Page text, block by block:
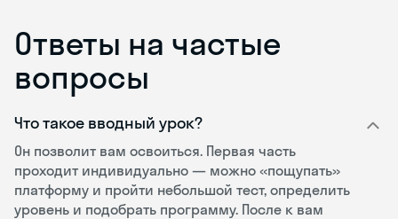
Ответы на частые
вопросы
Что такое вводный урок?
Он позволит вам освоиться. Первая часть
проходит индивидуально — можно «пощупать»
платформу и пройти небольшой тест, определить
уровень и подобрать программу. После к вам